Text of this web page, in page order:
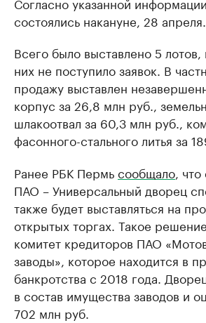
состоялись накануне, 28 апреля.
Всего было выставлено 5
них не поступило заявок. В
продажу выставлен
корпус за 26,8 млн руб.,
шлакоотвал за 60,3 млн руб.,
фасонного-стального литья за
Ранее РБК Пермьсообщало ,
ПАО – Универсальный дворец
также будет выставляться на
открытых торгах. Такое
комитет кредиторов ПАО
заводы», которое находится в
банкротства с 2018 года.
в состав имущества заводов и
702 млн руб.